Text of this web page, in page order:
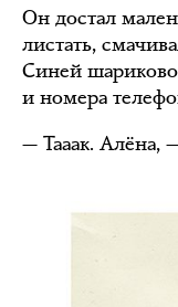
Он достал
листать,
Синей
и номера
— Тааак. Алёна,